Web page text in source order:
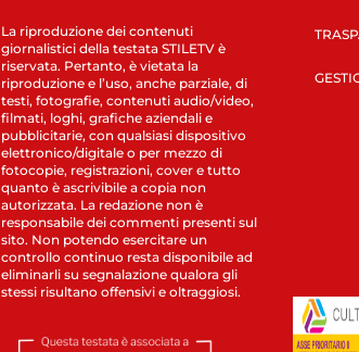
La riproduzione dei contenuti
giornalistici della testata STILETV è
riservata. Pertanto, è vietata la
riproduzione e l’uso, anche parziale, di
testi, fotografie, contenuti audio/video,
filmati, loghi, grafiche aziendali e
pubblicitarie, con qualsiasi dispositivo
elettronico/digitale o per mezzo di
fotocopie, registrazioni, cover e tutto
quanto è ascrivibile a copia non
autorizzata. La redazione non è
responsabile dei commenti presenti sul
sito. Non potendo esercitare un
controllo continuo resta disponibile ad
eliminarli su segnalazione qualora gli
stessi risultano offensivi e oltraggiosi.